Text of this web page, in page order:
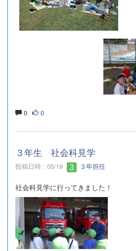
0 0
３年生 社会科見学
投稿日時 : 05/19 ３年担任
社会科見学に行ってきました！